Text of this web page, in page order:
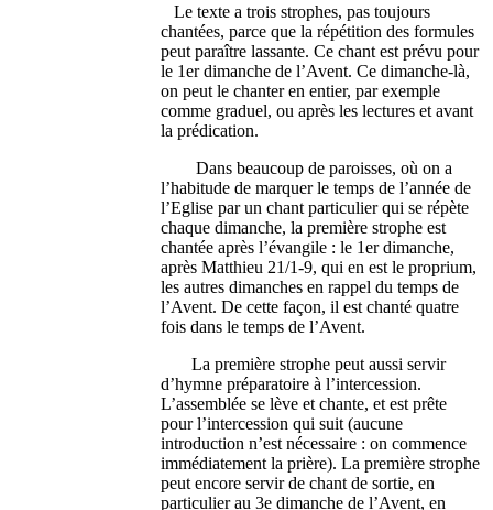
Le texte a trois strophes, pas toujours
chantées, parce que la répétition des formules
peut paraître lassante. Ce chant est prévu pour
le 1er dimanche de l’Avent. Ce dimanche-là,
on peut le chanter en entier, par exemple
comme graduel, ou après les lectures et avant
la prédication.
Dans beaucoup de paroisses, où on a
l’habitude de marquer le temps de l’année de
l’Eglise par un chant particulier qui se répète
chaque dimanche, la première strophe est
chantée après l’évangile : le 1er dimanche,
après Matthieu 21/1-9, qui en est le proprium,
les autres dimanches en rappel du temps de
l’Avent. De cette façon, il est chanté quatre
fois dans le temps de l’Avent.
La première strophe peut aussi servir
d’hymne préparatoire à l’intercession.
L’assemblée se lève et chante, et est prête
pour l’intercession qui suit (aucune
introduction n’est nécessaire : on commence
immédiatement la prière). La première strophe
peut encore servir de chant de sortie, en
particulier au 3e dimanche de l’Avent, en